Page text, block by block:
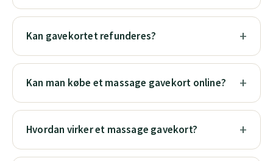
Kan gavekortet refunderes?
Kan man købe et massage gavekort online?
Hvordan virker et massage gavekort?